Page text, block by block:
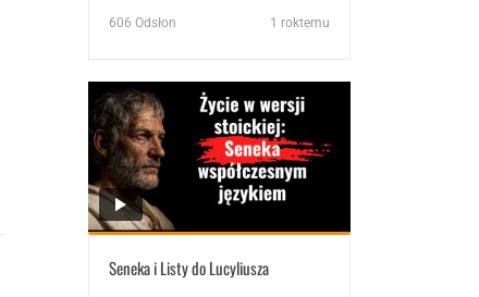
606 Odsłon 1 roktemu
Seneka i Listy do Lucyliusza